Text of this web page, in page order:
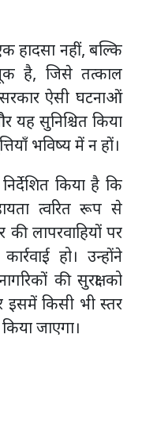
हादसा नहीं, बल्कि
है, जिसे तत्काल
ऐसी घटनाओं
यह सुनिश्चित किया
भविष्य में न हों।
किया है कि
त्वरित रूप से
लापरवाहियों पर
हो। उन्होंने
की सुरक्षा को
इसमें किसी भी स्तर
जाएगा।